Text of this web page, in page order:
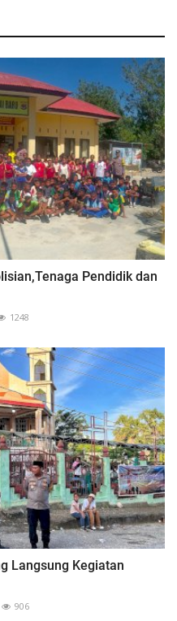
Pendidik dan
1248
Langsung Kegiatan
906